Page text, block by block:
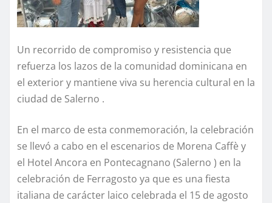
Un recorrido de compromiso y resistencia que
refuerza los lazos de la comunidad dominicana en
el exterior y mantiene viva su herencia cultural en la
ciudad de Salerno .
En el marco de esta conmemoración, la celebración
se llevó a cabo en el escenarios de Morena Caffè y
el Hotel Ancora en Pontecagnano (Salerno ) en la
celebración de Ferragosto ya que es una fiesta
italiana de carácter laico celebrada el 15 de agosto